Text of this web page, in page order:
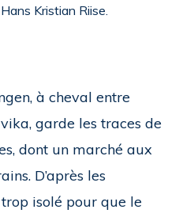
Kristian Riise.
à cheval entre
garde les traces de
dont un marché aux
D’après les
isolé pour que le